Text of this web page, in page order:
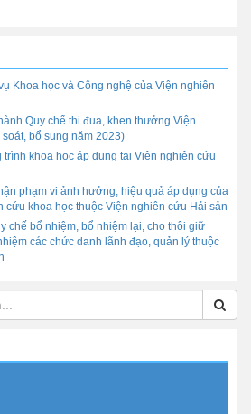
Khoa học và Công nghệ của Viện nghiên
Quy chế thi đua, khen thưởng Viện
bổ sung năm 2023)
trình khoa học áp dụng tại Viện nghiên cứu
phạm vi ảnh hưởng, hiệu quả áp dụng của
cứu khoa học thuộc Viện nghiên cứu Hải sản
chế bổ nhiệm, bổ nhiệm lại, cho thôi giữ
các chức danh lãnh đạo, quản lý thuộc